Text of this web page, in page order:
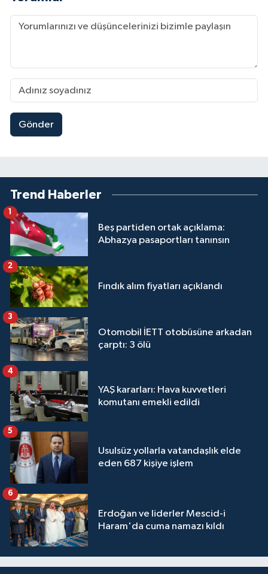
Gönder
Trend Haberler
Beş partiden ortak açıklama:
Abhazya pasaportları tanınsın
1
Fındık alım fiyatları açıklandı
2
Otomobil İETT otobüsüne arkadan
çarptı: 3 ölü
3
YAŞ kararları: Hava kuvvetleri
komutanı emekli edildi
4
Usulsüz yollarla vatandaşlık elde
eden 687 kişiye işlem
5
Erdoğan ve liderler Mescid-i
Haram'da cuma namazı kıldı
6